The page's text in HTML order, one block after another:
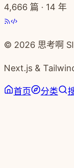
4,666 篇 · 14 年
© 2026 思考啊
Next.js &
首页 分类